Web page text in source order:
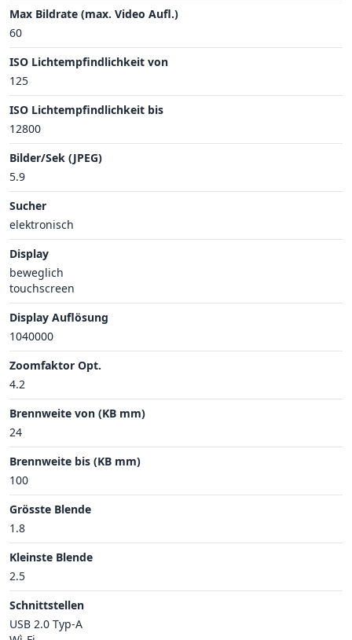
Max Bildrate (max. Video Aufl.)
60
ISO Lichtempfindlichkeit von
125
ISO Lichtempfindlichkeit bis
12800
Bilder/Sek (JPEG)
5.9
Sucher
elektronisch
Display
beweglich
touchscreen
Display Auflösung
1040000
Zoomfaktor Opt.
4.2
Brennweite von (KB mm)
24
Brennweite bis (KB mm)
100
Grösste Blende
1.8
Kleinste Blende
2.5
Schnittstellen
USB 2.0 Typ-A